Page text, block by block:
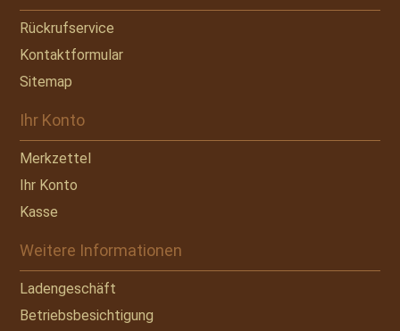
Rückrufservice
Kontaktformular
Sitemap
Ihr Konto
Merkzettel
Ihr Konto
Kasse
Weitere Informationen
Ladengeschäft
Betriebsbesichtigung